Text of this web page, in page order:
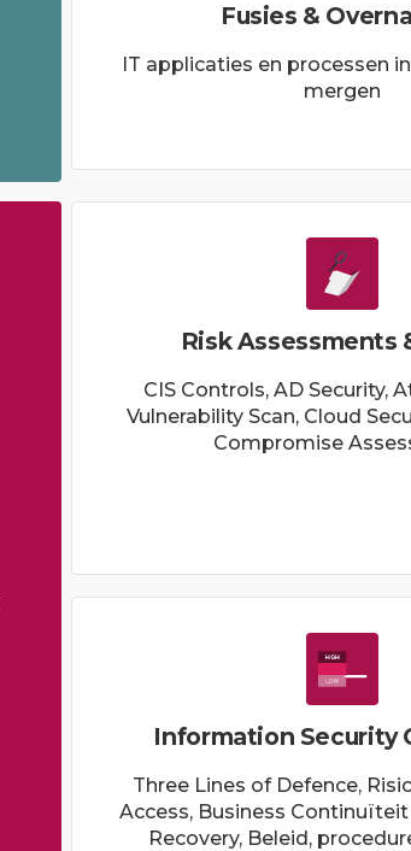
Fusies &
IT applicaties en processen
mergen
Risk Assessments
CIS Controls, AD Security,
Vulnerability Scan, Cloud
Compromise
Information Security
Three Lines of Defence,
Access, Business
Recovery, Beleid,